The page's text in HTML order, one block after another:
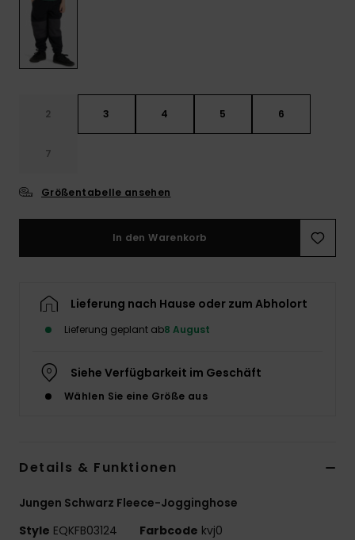
2 3 4 5 6
7
Größentabelle ansehen
In den Warenkorb
Lieferung nach Hause oder zum Abholort
Lieferung geplant ab8 August
Siehe Verfügbarkeit im Geschäft
Wählen Sie eine Größe aus
Details & Funktionen
Jungen Schwarz Fleece-Jogginghose
Style EQKFB03124 Farbcode kvj0